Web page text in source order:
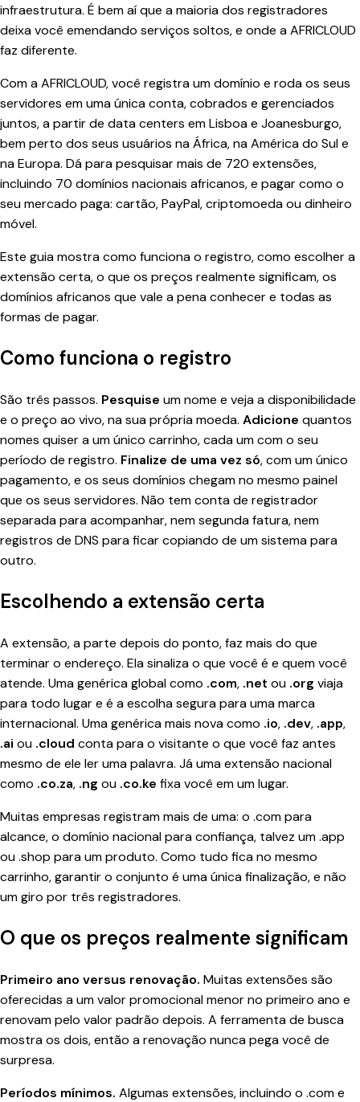
infraestrutura. É bem aí que a maioria dos registradores
deixa você emendando serviços soltos, e onde a AFRICLOUD
faz diferente.
Com a AFRICLOUD, você registra um domínio e roda os seus
servidores em uma única conta, cobrados e gerenciados
juntos, a partir de data centers em Lisboa e Joanesburgo,
bem perto dos seus usuários na África, na América do Sul e
na Europa. Dá para pesquisar mais de 720 extensões,
incluindo 70 domínios nacionais africanos, e pagar como o
seu mercado paga: cartão, PayPal, criptomoeda ou dinheiro
móvel.
Este guia mostra como funciona o registro, como escolher a
extensão certa, o que os preços realmente significam, os
domínios africanos que vale a pena conhecer e todas as
formas de pagar.
Como funciona o registro
São três passos. Pesquise um nome e veja a disponibilidade
e o preço ao vivo, na sua própria moeda. Adicione quantos
nomes quiser a um único carrinho, cada um com o seu
período de registro. Finalize de uma vez só, com um único
pagamento, e os seus domínios chegam no mesmo painel
que os seus servidores. Não tem conta de registrador
separada para acompanhar, nem segunda fatura, nem
registros de DNS para ficar copiando de um sistema para
outro.
Escolhendo a extensão certa
A extensão, a parte depois do ponto, faz mais do que
terminar o endereço. Ela sinaliza o que você é e quem você
atende. Uma genérica global como .com, .net ou .org viaja
para todo lugar e é a escolha segura para uma marca
internacional. Uma genérica mais nova como .io, .dev, .app,
.ai ou .cloud conta para o visitante o que você faz antes
mesmo de ele ler uma palavra. Já uma extensão nacional
como .co.za, .ng ou .co.ke fixa você em um lugar.
Muitas empresas registram mais de uma: o .com para
alcance, o domínio nacional para confiança, talvez um .app
ou .shop para um produto. Como tudo fica no mesmo
carrinho, garantir o conjunto é uma única finalização, e não
um giro por três registradores.
O que os preços realmente significam
Primeiro ano versus renovação. Muitas extensões são
oferecidas a um valor promocional menor no primeiro ano e
renovam pelo valor padrão depois. A ferramenta de busca
mostra os dois, então a renovação nunca pega você de
surpresa.
Períodos mínimos. Algumas extensões, incluindo o .com e